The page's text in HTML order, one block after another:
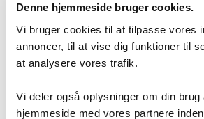
Denne hjemmeside bruger cookies.
Vi bruger cookies til at tilpasse vores
annoncer, til at vise dig funktioner til
at analysere vores trafik.
Vi deler også oplysninger om din brug
hjemmeside med vores partnere
Opret bruger